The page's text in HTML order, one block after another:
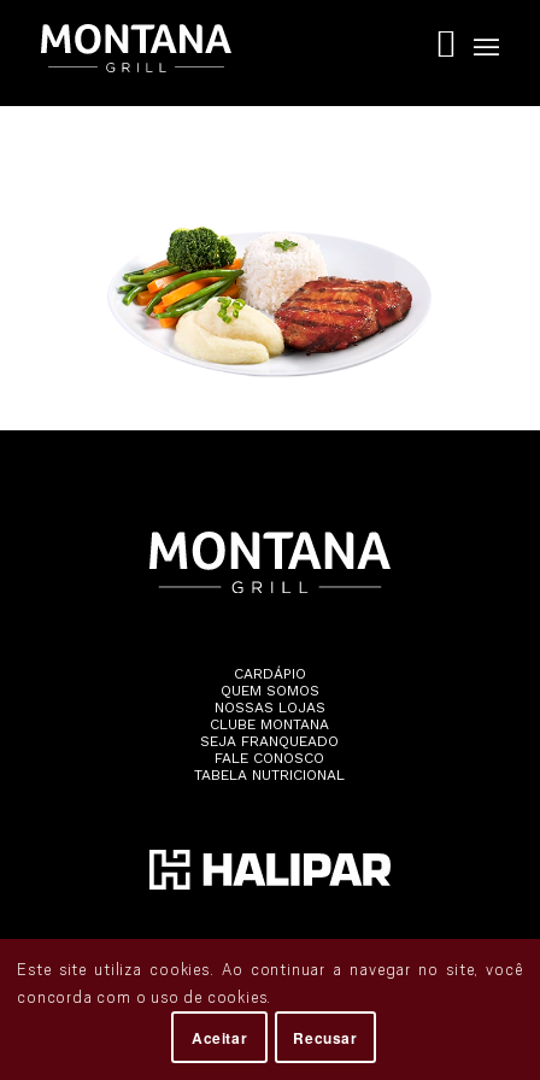
CARDÁPIO
QUEM SOMOS
NOSSAS LOJAS
CLUBE MONTANA
SEJA FRANQUEADO
FALE CONOSCO
TABELA NUTRICIONAL
Todos os direitos reservados •Política de Privacidade• Acompanhe o Montana:
Este site utiliza cookies. Ao continuar a navegar no site, você
concorda com o uso de cookies.
Aceitar Recusar